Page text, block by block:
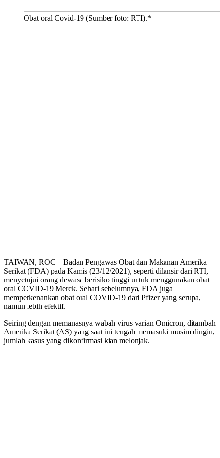
Obat oral Covid-19 (Sumber foto: RTI).*
TAIWAN, ROC – Badan Pengawas Obat dan Makanan Amerika
Serikat (FDA) pada Kamis (23/12/2021), seperti dilansir dari RTI,
menyetujui orang dewasa berisiko tinggi untuk menggunakan obat
oral COVID-19 Merck. Sehari sebelumnya, FDA juga
memperkenankan obat oral COVID-19 dari Pfizer yang serupa,
namun lebih efektif.
Seiring dengan memanasnya wabah virus varian Omicron, ditambah
Amerika Serikat (AS) yang saat ini tengah memasuki musim dingin,
jumlah kasus yang dikonfirmasi kian melonjak.